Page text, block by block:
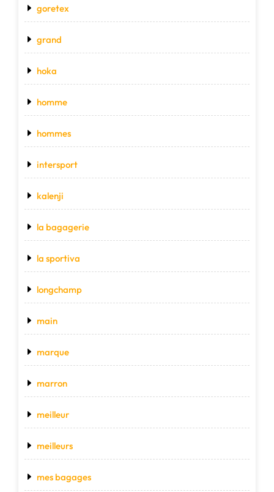
goretex
grand
hoka
homme
hommes
intersport
kalenji
la bagagerie
la sportiva
longchamp
main
marque
marron
meilleur
meilleurs
mes bagages